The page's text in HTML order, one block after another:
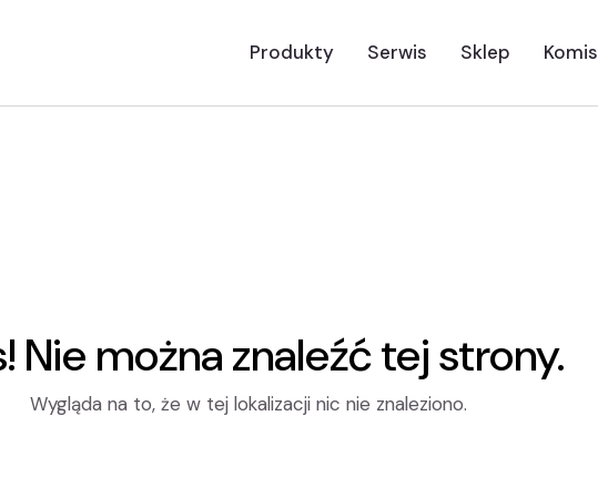
Produkty
Serwis Sklep Komis
Nie można znaleźć tej strony.
Wygląda na to, że w tej lokalizacji nic nie znaleziono.